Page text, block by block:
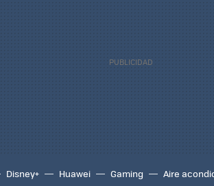
Disney+ Huawei Gaming Aire